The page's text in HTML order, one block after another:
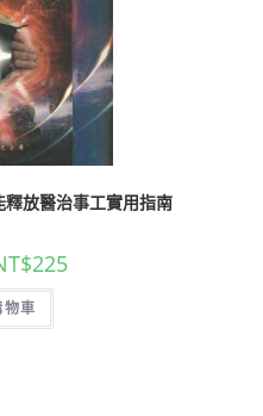
放醫治事工實用指南
225
車